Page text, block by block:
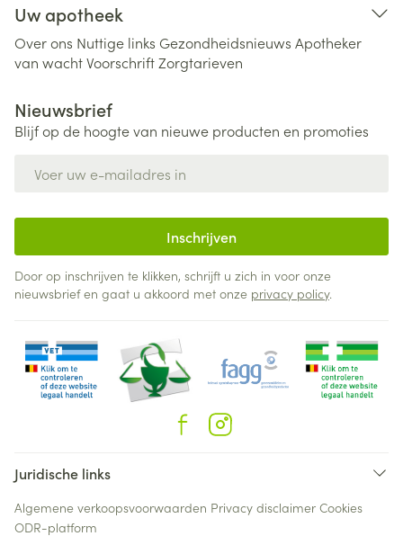
Uw apotheek
Over ons Nuttige links Gezondheidsnieuws Apotheker
van wachtVoorschriftZorgtarieven
Nieuwsbrief
Blijf op de hoogte van nieuwe producten en promoties
Inschrijven
Door op inschrijven te klikken, schrijft u zich in voor onze
nieuwsbrief en gaat u akkoord met onze privacy policy.
Juridische links
Algemene verkoopsvoorwaarden Privacy disclaimer Cookies
ODR-platform